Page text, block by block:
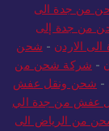
من جدة الى
من جدة إلى
الاردن - شحن
- شركة شحن من
- شحن ونقل عفش
عفش من جدة الي
من الرياض الى